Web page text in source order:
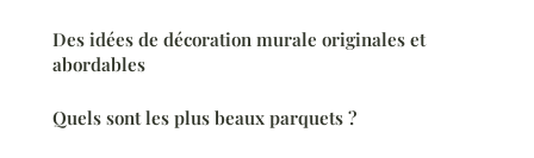
Des idées de décoration murale originales et
abordables
Quels sont les plus beaux parquets ?